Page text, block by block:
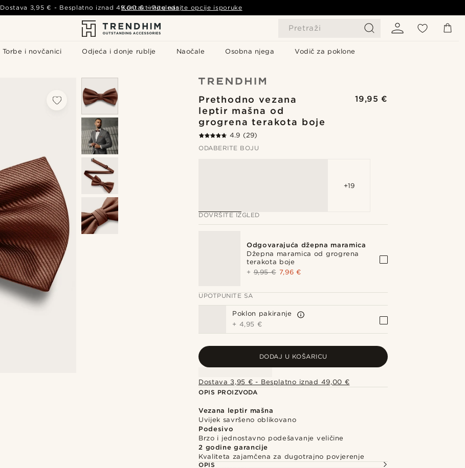
Pretraži
Torbe i novčanici Odjeća i donje rublje Naočale Osobna njega Vodič za poklone
Dostava 3,95 € - Besplatno iznad49,00 € - Pogledajte opcije isporuke
Kontaktirajte nas
Prethodno vezana
leptir mašna od
grogrena terakota boje
19,95 €
4.9 (29)
ODABERITE BOJU
+19
DOVRŠITE IZGLED
Odgovarajuća džepna maramica
Džepna maramica od grogrena
terakota boje
+9,95 € 7,96 €
UPOTPUNITE SA
Poklon pakiranje
+ 4,95 €
DODAJ U KOŠARICU
Dostava 3,95 € - Besplatno iznad 49,00 €
OPIS PROIZVODA
Vezana leptir mašna
Uvijek savršeno oblikovano
Podesivo
Brzo i jednostavno podešavanje veličine
2 godine garancije
Kvaliteta zajamčena za dugotrajno povjerenje
OPIS